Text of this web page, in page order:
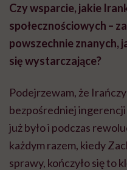
Czy wsparcie, jakie
społecznościowych –
powszechnie znanych,
się wystarczające?
Podejrzewam, że
bezpośredniej
już było i podczas
każdym razem, kiedy
sprawy, kończyło się to